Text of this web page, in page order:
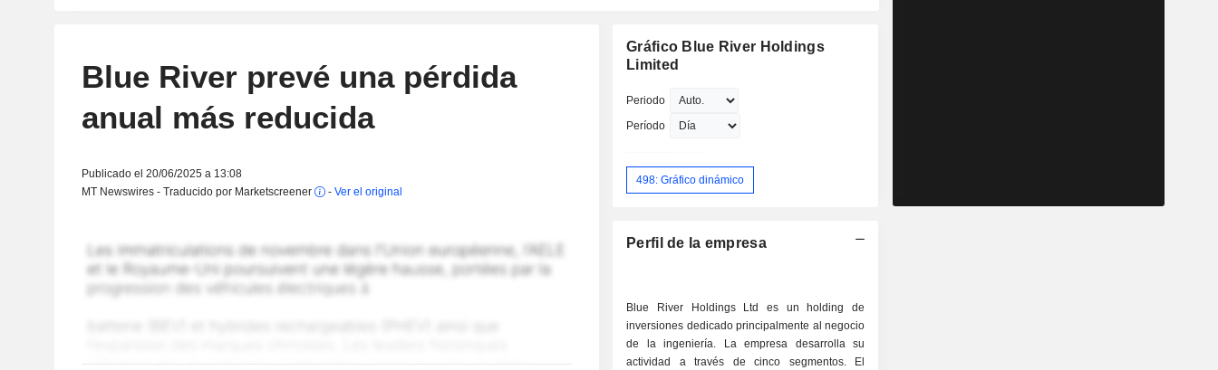
Blue River prevé una pérdida
anual más reducida
Publicado el 20/06/2025 a 13:08
MT Newswires - Traducido por Marketscreener
- Ver el original
Gráfico Blue River Holdings
Limited
Periodo
Período
498: Gráfico dinámico
Perfil de la empresa
Blue River Holdings Ltd es un holding de
inversiones dedicado principalmente al negocio
de la ingeniería. La empresa desarrolla su
actividad a través de cinco segmentos. El